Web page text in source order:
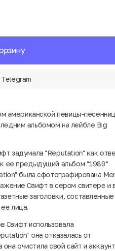
американской певицы-
альбомом на лейбле Big
задумала "Reputation" как
ее предыдущий альбом "1989"
была сфотографирована
Свифт в сером свитере и
заголовки, составленные
лица.
Свифт использовала
она отказалась от
очистила свой сайт и